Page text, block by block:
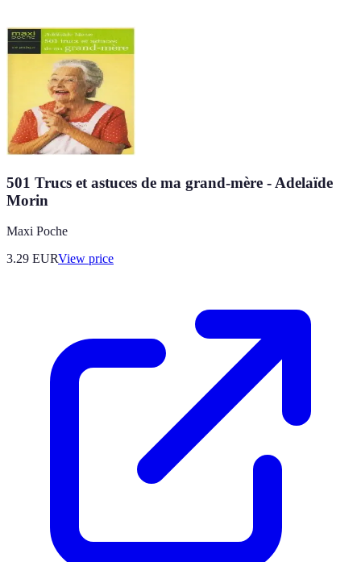
501 Trucs et astuces de ma grand-mère - Adelaïde
Morin
Maxi Poche
3.29 EURView price